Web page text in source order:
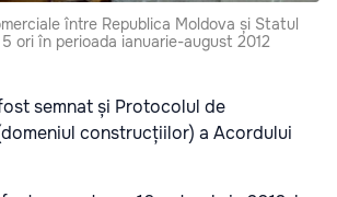
între Republica Moldova și Statul
ori în perioada ianuarie-august 2012
semnat și Protocolul de
construcțiilor) a Acordului